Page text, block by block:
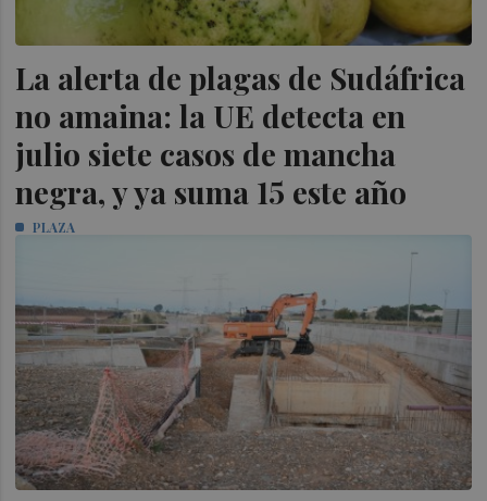
La alerta de plagas de Sudáfrica
no amaina: la UE detecta en
julio siete casos de mancha
negra, y ya suma 15 este año
PLAZA